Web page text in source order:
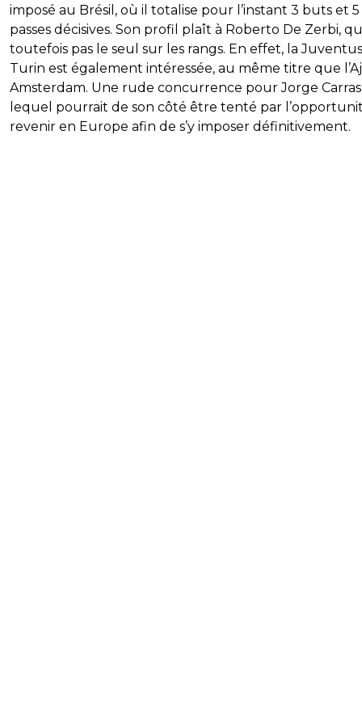
imposé au Brésil, où il totalise pour l’instant 3 buts et 5
passes décisives. Son profil plaît à Roberto De Zerbi,
toutefois pas le seul sur les rangs. En effet, la Juventus
Turin est également intéressée, au même titre que
Amsterdam. Une rude concurrence pour Jorge
lequel pourrait de son côté être tenté par
revenir en Europe afin de s’y imposer définitivement.